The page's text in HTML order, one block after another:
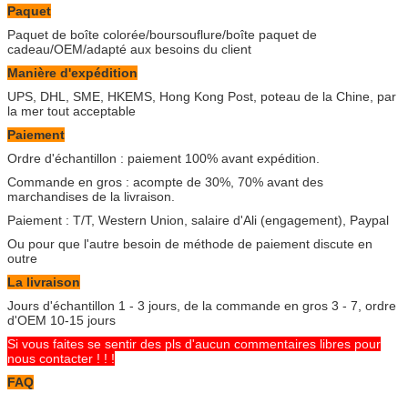
Paquet
Paquet de boîte colorée/boursouflure/boîte paquet de
cadeau/OEM/adapté aux besoins du client
Manière d'expédition
UPS, DHL, SME, HKEMS, Hong Kong Post, poteau de la Chine, par
la mer tout acceptable
Paiement
Ordre d'échantillon : paiement 100% avant expédition.
Commande en gros : acompte de 30%, 70% avant des
marchandises de la livraison.
Paiement : T/T, Western Union, salaire d'Ali (engagement), Paypal
Ou pour que l'autre besoin de méthode de paiement discute en
outre
La livraison
Jours d'échantillon 1 - 3 jours, de la commande en gros 3 - 7, ordre
d'OEM 10-15 jours
Si vous faites se sentir des pls d'aucun commentaires libres pour
nous contacter ! ! !
FAQ